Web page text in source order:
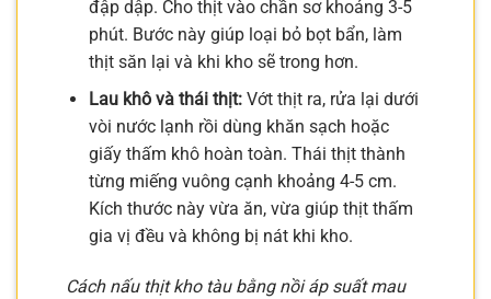
đập dập. Cho thịt vào chần sơ khoảng 3-5
phút. Bước này giúp loại bỏ bọt bẩn, làm
thịt săn lại và khi kho sẽ trong hơn.
Lau khô và thái thịt:Vớt thịt ra, rửa lại dưới
vòi nước lạnh rồi dùng khăn sạch hoặc
giấy thấm khô hoàn toàn. Thái thịt thành
từng miếng vuông cạnh khoảng 4-5 cm.
Kích thước này vừa ăn, vừa giúp thịt thấm
gia vị đều và không bị nát khi kho.
Cách nấu thịt kho tàu bằng nồi áp suất mau